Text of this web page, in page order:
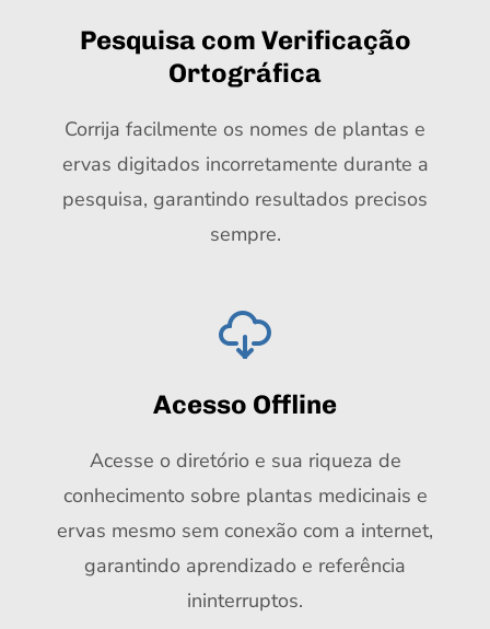
Pesquisa com Verificação
Ortográfica
Corrija facilmente os nomes de plantas e
ervas digitados incorretamente durante a
pesquisa, garantindo resultados precisos
sempre.
Acesso Offline
Acesse o diretório e sua riqueza de
conhecimento sobre plantas medicinais e
ervas mesmo sem conexão com a internet,
garantindo aprendizado e referência
ininterruptos.